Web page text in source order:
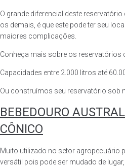
O grande diferencial deste
os demais, é que este pode ter seu
maiores complicações.
Conheça mais sobre os reservatórios
Capacidades entre 2.000 litros até
Ou construímos seu reservatório sob
BEBEDOURO
CÔNICO
Muito utilizado no setor agropecuário
versátil pois pode ser mudado de